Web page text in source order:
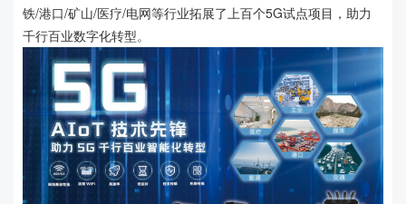
铁/港口/矿山/医疗/电网等行业拓展了上百个5G试点项目，助力
千行百业数字化转型。